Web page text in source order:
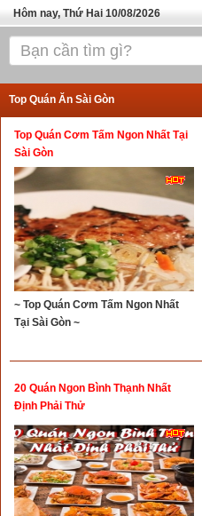
Hôm nay, Thứ Hai 10/08/2026
Trang chủ
Bánh - Đồ Ăn Vặt
Thực Phẩm Nông Hải Sản
Top Quán Ăn Sài Gòn
Top Quán Ăn Sài Gòn
Top Quán Cơm Tấm Ngon Nhất Tại
Sài Gòn
~ Top Quán Cơm Tấm Ngon Nhất
Tại Sài Gòn ~
20 Quán Ngon Bình Thạnh Nhất
Định Phải Thử